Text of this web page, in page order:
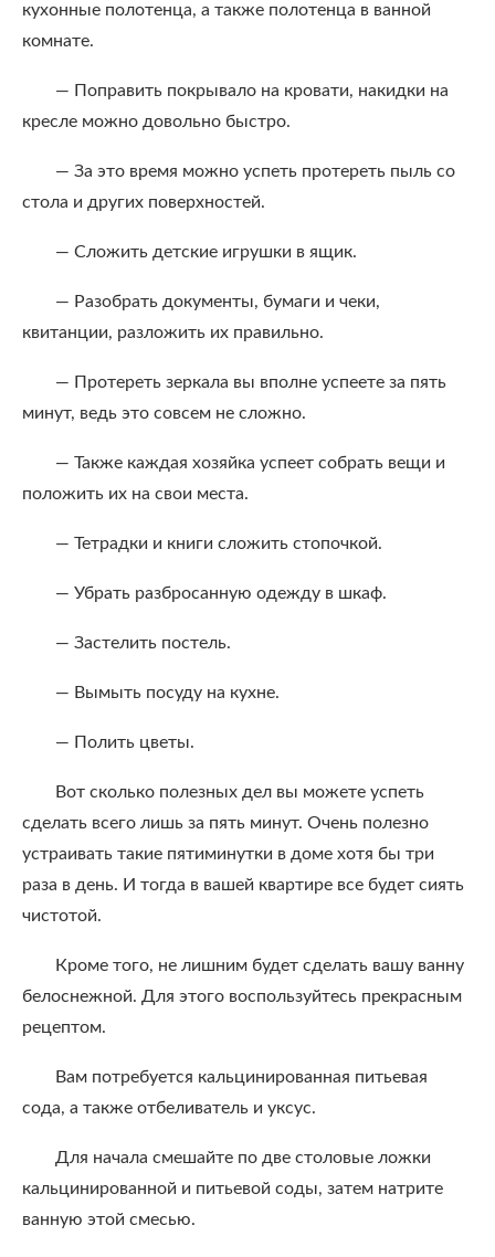
кухонные полотенца, а также полотенца в ванной
комнате.
— Поправить покрывало на кровати, накидки на
кресле можно довольно быстро.
— За это время можно успеть протереть пыль со
стола и других поверхностей.
— Сложить детские игрушки в ящик.
— Разобрать документы, бумаги и чеки,
квитанции, разложить их правильно.
— Протереть зеркала вы вполне успеете за пять
минут, ведь это совсем не сложно.
— Также каждая хозяйка успеет собрать вещи и
положить их на свои места.
— Тетрадки и книги сложить стопочкой.
— Убрать разбросанную одежду в шкаф.
— Застелить постель.
— Вымыть посуду на кухне.
— Полить цветы.
Вот сколько полезных дел вы можете успеть
сделать всего лишь за пять минут. Очень полезно
устраивать такие пятиминутки в доме хотя бы три
раза в день. И тогда в вашей квартире все будет сиять
чистотой.
Кроме того, не лишним будет сделать вашу ванну
белоснежной. Для этого воспользуйтесь прекрасным
рецептом.
Вам потребуется кальцинированная питьевая
сода, а также отбеливатель и уксус.
Для начала смешайте по две столовые ложки
кальцинированной и питьевой соды, затем натрите
ванную этой смесью.